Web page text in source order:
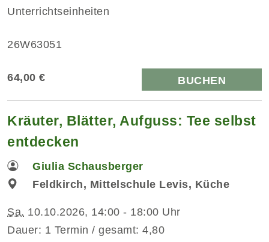
Unterrichtseinheiten
26W63051
64,00 € BUCHEN
Kräuter, Blätter, Aufguss: Tee selbst
entdecken
Giulia Schausberger
Feldkirch, Mittelschule Levis, Küche
Sa. 10.10.2026, 14:00 - 18:00 Uhr
Dauer: 1 Termin / gesamt: 4,80